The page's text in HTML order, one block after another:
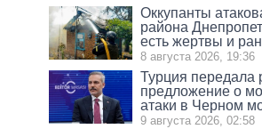
Оккупанты
района
есть жертвы и
8 августа 2026, 19:36
Турция передала
предложение о
атаки в Черном
9 августа 2026, 02:58